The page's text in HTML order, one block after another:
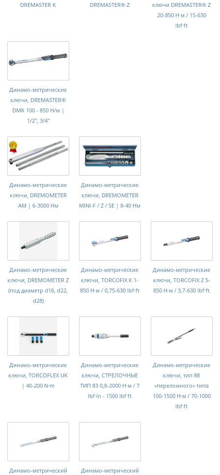
DREMASTER K
DREMASTER® Z
ключи DREMASTER® Z
20-850 Н·м / 15-630
lbf·ft
Динамо-метрические
ключи, DREMASTER®
DMK 100 - 850 Н/м |
1/2", 3/4"
Динамо-метрические
ключи, DREMOMETER
AM | 6-3000 Нм
Динамо-метрические
ключи, DREMOMETER
MINI-F / Z / SE | 8-40 Нм
Динамо-метрические
ключи, DREMOMETER Z
(под диаметр d16, d22,
d28)
Динамо-метрические
ключи, TORCOFIX K 1-
850 Н·м / 0,75-630 lbf·ft
Динамо-метрические
ключи, TORCOFIX Z 5-
850 Н·м / 3,7-630 lbf·ft
Динамо-метрические
ключи, TORCOFLEX UK
| 40-200 N·m
Динамо-метрические
ключи, СТРЕЛОЧНЫЕ
ТИП 83 0,8-2000 Н·м / 7
lbf·in - 1500 lbf·ft
Динамо-метрические
ключи, тип 88
«переломного» типа
100-1500 Н·м / 70-1000
lbf·ft
Динамо-метрический
Динамо-метрический